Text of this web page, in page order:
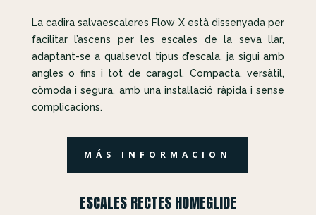
La cadira salvaescaleres Flow X està dissenyada per
facilitar l’ascens per les escales de la seva llar,
adaptant-se a qualsevol tipus d’escala, ja sigui amb
angles o fins i tot de caragol. Compacta, versàtil,
còmoda i segura, amb una instal·lació ràpida i sense
complicacions.
MÁS INFORMACION
ESCALES RECTES HOMEGLIDE